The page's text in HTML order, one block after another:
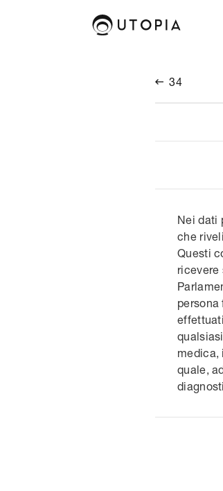
 34
Nei dati
che
Questi
ricevere
medica,
quale,